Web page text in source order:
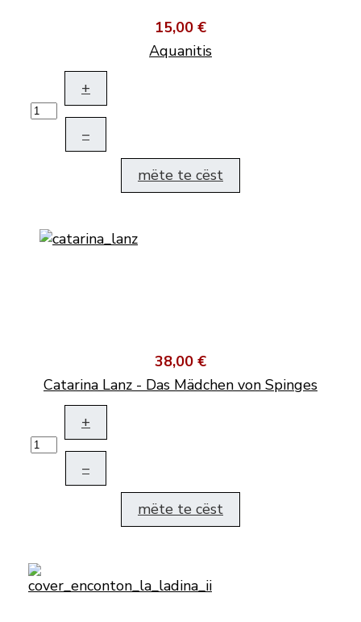
15,00 €
Aquanitis
+
–
mëte te cëst
38,00 €
Catarina Lanz - Das Mädchen von Spinges
+
–
mëte te cëst